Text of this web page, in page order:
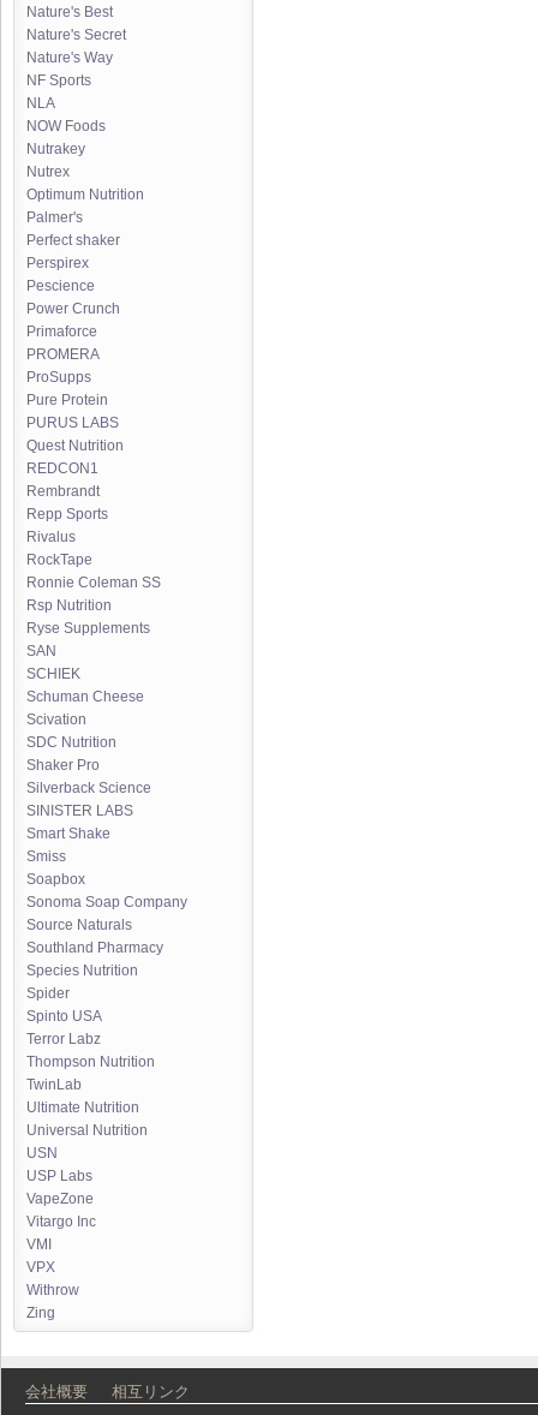
Nature's Best
Nature's Secret
Nature's Way
NF Sports
NLA
NOW Foods
Nutrakey
Nutrex
Optimum Nutrition
Palmer's
Perfect shaker
Perspirex
Pescience
Power Crunch
Primaforce
PROMERA
ProSupps
Pure Protein
PURUS LABS
Quest Nutrition
REDCON1
Rembrandt
Repp Sports
Rivalus
RockTape
Ronnie Coleman SS
Rsp Nutrition
Ryse Supplements
SAN
SCHIEK
Schuman Cheese
Scivation
SDC Nutrition
Shaker Pro
Silverback Science
SINISTER LABS
Smart Shake
Smiss
Soapbox
Sonoma Soap Company
Source Naturals
Southland Pharmacy
Species Nutrition
Spider
Spinto USA
Terror Labz
Thompson Nutrition
TwinLab
Ultimate Nutrition
Universal Nutrition
USN
USP Labs
VapeZone
Vitargo Inc
VMI
VPX
Withrow
Zing
会社概要 相互リンク